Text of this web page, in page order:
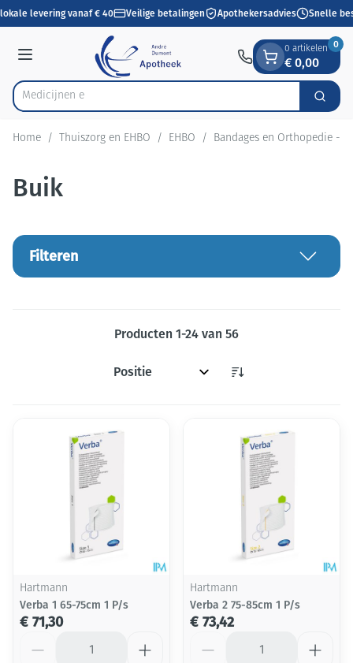
Ga naar de inhoud
1 van 1
levering vanaf € 40 Veilige betalingen Apothekersadvies Snelle
Menu
Product, merk, categorie... Zoek
0 artikelen
€ 0,00
0
Home / Thuiszorg en EHBO / EHBO / Bandages en Orthopedie -
Buik
Filteren
Producten 1-24 van 56
Sorteer op:
Hartmann
Verba 1 65-75cm 1 P/s
€ 71,30
Hartmann
Verba 2 75-85cm 1 P/s
€ 73,42